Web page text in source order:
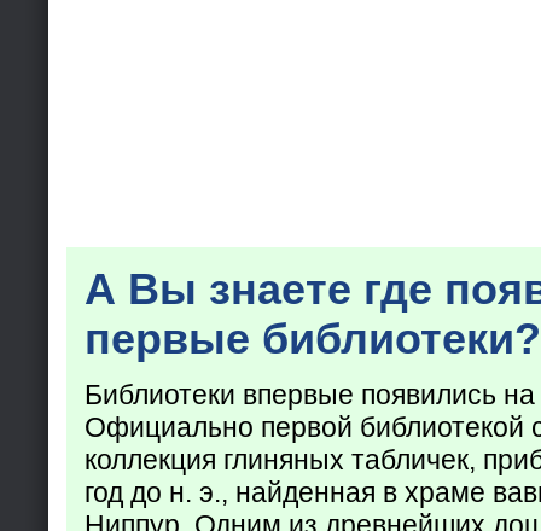
А Вы знаете где
первые библиотеки?
Библиотеки впервые появились
Официально первой библиотекой
коллекция глиняных табличек,
год до н. э., найденная в храме